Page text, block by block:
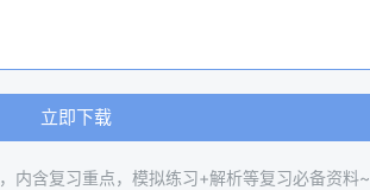
立即下载
内含复习重点，模拟练习+解析等复习必备资料~